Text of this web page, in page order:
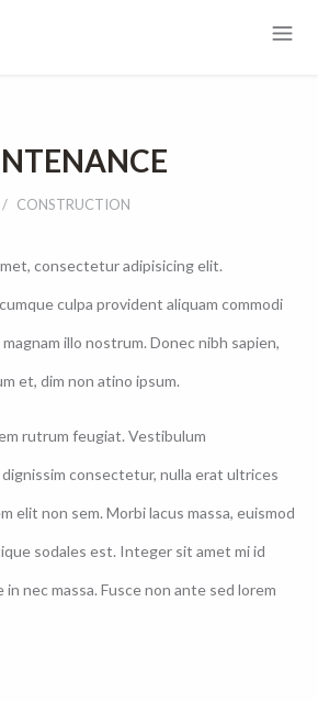
CONSTRUCTION
consectetur adipisicing elit.
culpa provident aliquam commodi
illo nostrum. Donec nibh sapien,
et, dim non atino ipsum.
rutrum feugiat. Vestibulum
consectetur, nulla erat ultrices
elit non sem. Morbi lacus massa, euismod
sodales est. Integer sit amet mi id
nec massa. Fusce non ante sed lorem